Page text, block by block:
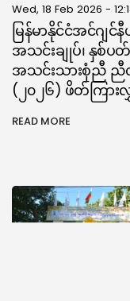
Wed, 18 Feb 2026 -
မြန်မာနိုင်ငံအင်ဂျင်
အသင်းချုပ်၊ နှစ်
အသင်းသားစုံညီ ညီ
(၂၀၂၆) ဖိတ်ကြား
READ MORE